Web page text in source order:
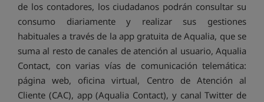
de los contadores, los ciudadanos podrán consultar su
consumo diariamente y realizar sus gestiones
habituales a través de la app gratuita de Aqualia, que se
suma al resto de canales de atención al usuario, Aqualia
Contact, con varias vías de comunicación telemática:
página web, oficina virtual, Centro de Atención al
Cliente (CAC), app (Aqualia Contact), y canal Twitter de